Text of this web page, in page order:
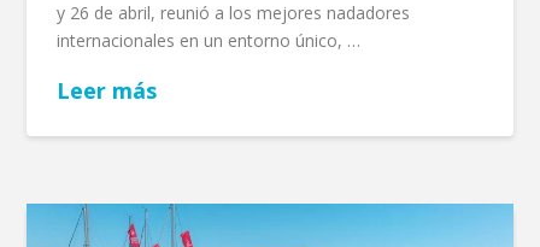
y 26 de abril, reunió a los mejores nadadores
internacionales en un entorno único, …
Leer más